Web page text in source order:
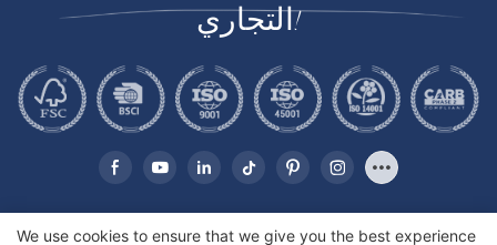
التجاري!
We use cookies to ensure that we give you the best experience